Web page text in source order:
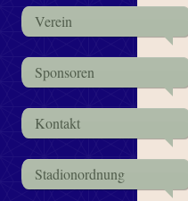
Verein
Sponsoren
Kontakt
Stadionordnung